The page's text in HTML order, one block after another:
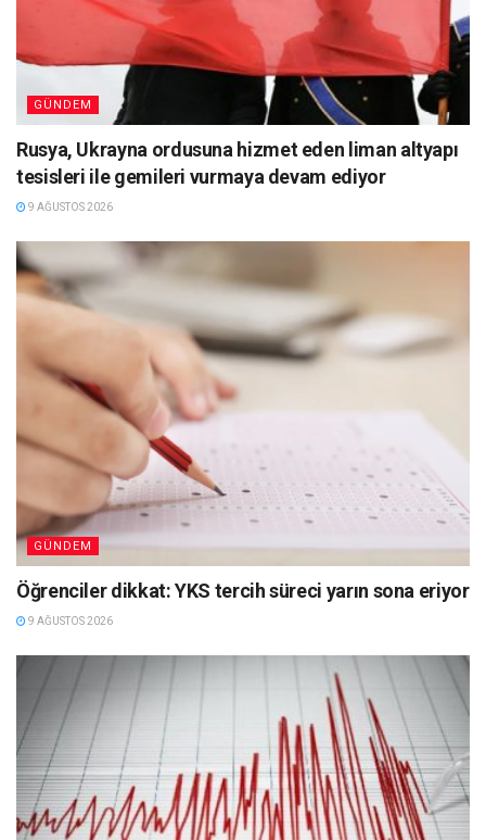
GÜNDEM
Rusya, Ukrayna ordusuna hizmet eden liman altyapı
tesisleri ile gemileri vurmaya devam ediyor
9 AĞUSTOS 2026
GÜNDEM
Öğrenciler dikkat: YKS tercih süreci yarın sona eriyor
9 AĞUSTOS 2026